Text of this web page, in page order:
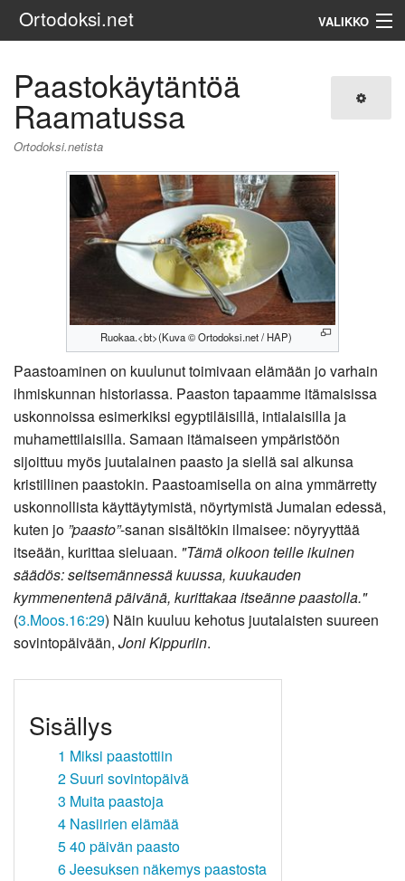
Ortodoksi.net VALIKKO
Haku
Paastokäytäntöä
Raamatussa
Ortodoksi.netista
Ruokaa.<bt>(Kuva © Ortodoksi.net / HAP)
Paastoaminen on kuulunut toimivaan elämään jo varhain
ihmiskunnan historiassa. Paaston tapaamme itämaisissa
uskonnoissa esimerkiksi egyptiläisillä, intialaisilla ja
muhamettilaisilla. Samaan itämaiseen ympäristöön
sijoittuu myös juutalainen paasto ja siellä sai alkunsa
kristillinen paastokin. Paastoamisella on aina ymmärretty
uskonnollista käyttäytymistä, nöyrtymistä Jumalan edessä,
kuten jo ”paasto”-sanan sisältökin ilmaisee: nöyryyttää
itseään, kurittaa sieluaan. "Tämä olkoon teille ikuinen
säädös: seitsemännessä kuussa, kuukauden
kymmenentenä päivänä, kurittakaa itseänne paastolla."
(3.Moos.16:29) Näin kuuluu kehotus juutalaisten suureen
sovintopäivään, Joni Kippuriin.
Sisällys
1 Miksi paastottiin
2Suuri sovintopäivä
3 Muita paastoja
4 Nasiirien elämää
540 päivän paasto
6Jeesuksen näkemys paastosta